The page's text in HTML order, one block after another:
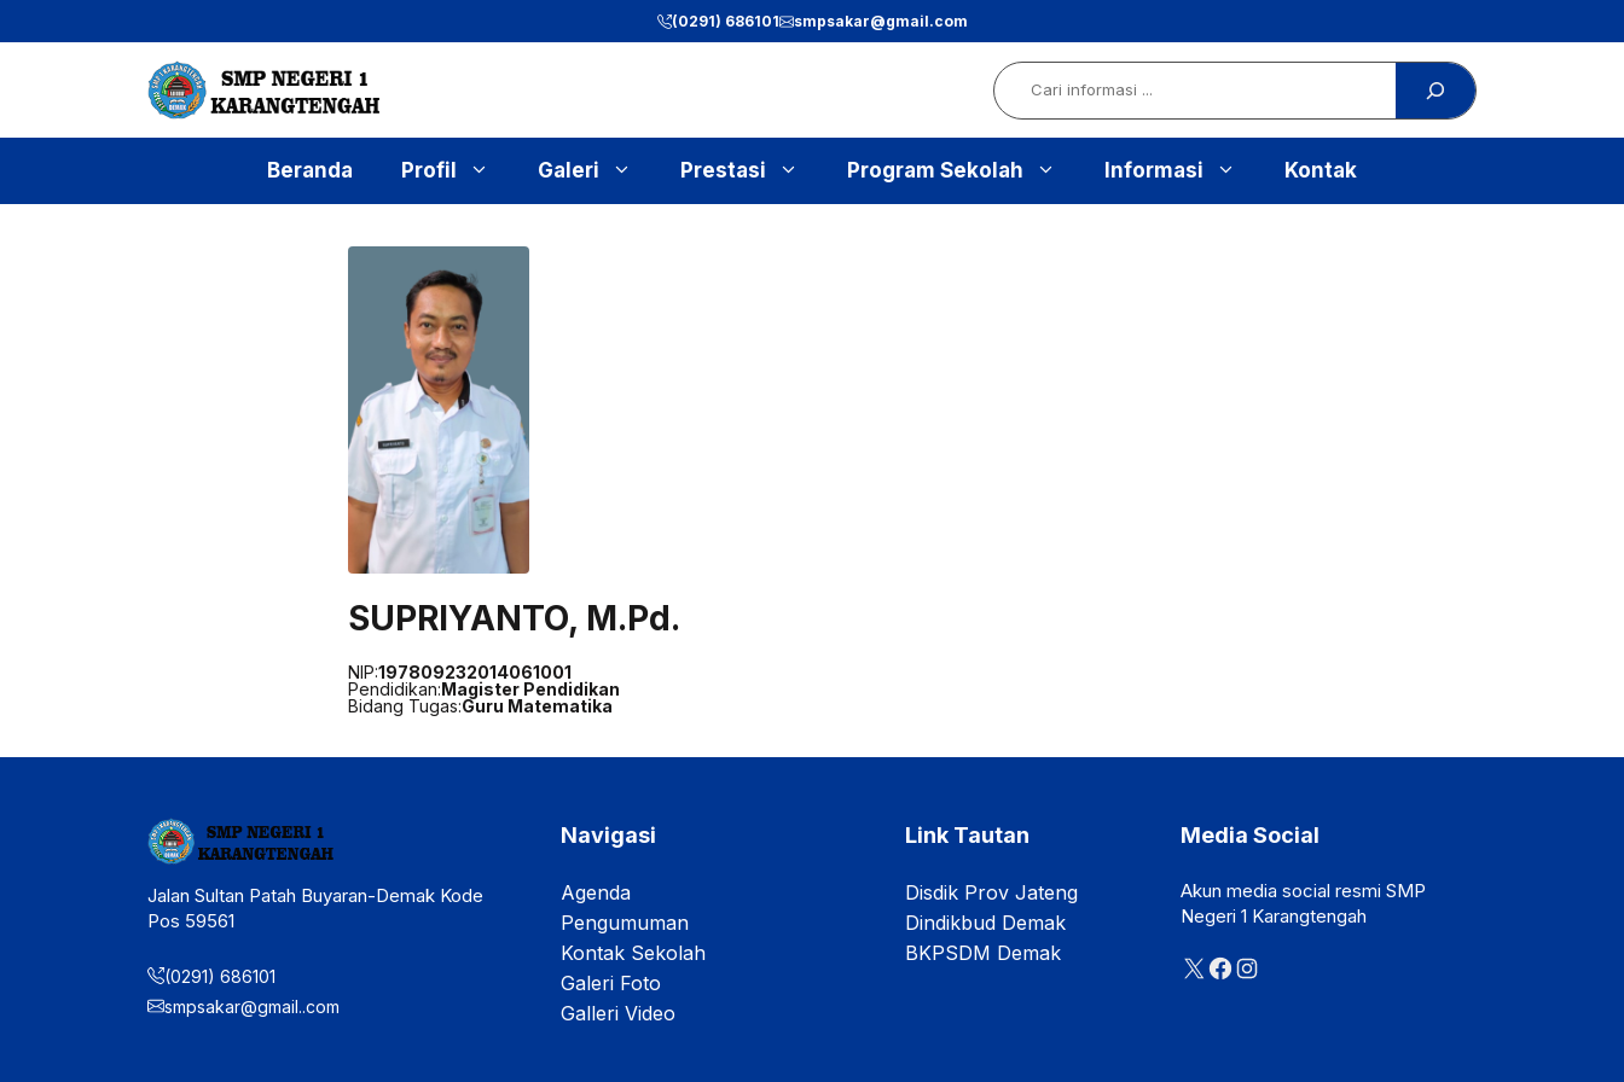
ke
(0291) 686101 smpsakar@gmail.com
Search
Beranda Profil Galeri Prestasi Program Sekolah Informasi Kontak
SUPRIYANTO, M.Pd.
NIP:197809232014061001
Pendidikan:Magister Pendidikan
Bidang Tugas:Guru Matematika
Jalan Sultan Patah Buyaran-Demak Kode
Pos 59561
(0291) 686101
smpsakar@gmail..com
Navigasi
Agenda
Pengumuman
Kontak Sekolah
Galeri Foto
Galleri Video
Link Tautan
Disdik Prov Jateng
Dindikbud Demak
BKPSDM Demak
Media Social
Akun media social resmi SMP
Negeri 1 Karangtengah
X Facebook
Instagram